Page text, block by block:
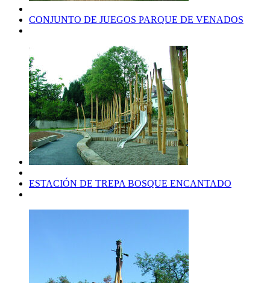
CONJUNTO DE JUEGOS PARQUE DE VENADOS
ESTACIÓN DE TREPA BOSQUE ENCANTADO